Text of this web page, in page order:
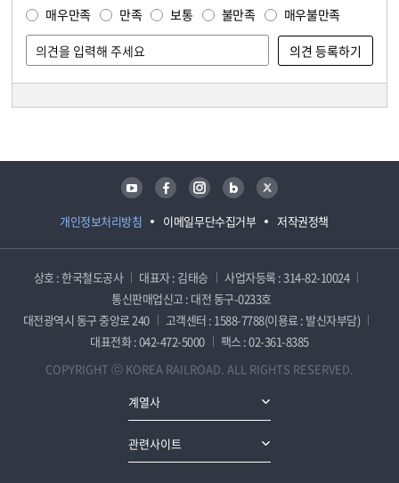
매우만족 만족 보통 불만족 매우불만족
개인정보처리방침 이메일무단수집거부 저작권정책
유튜브 페이스북 인스타그램 블로그 트위터
상호 : 한국철도공사 대표자 : 김태승
사업자등록 : 314-82-10024
통신판매업신고 : 대전 동구-0233호
대전광역시 동구 중앙로 240
고객센터 : 1588-7788(이용료 : 발신자부담)
대표전화 : 042-472-5000
팩스 : 02-361-8385
COPYRIGHT ⓒ KOREA RAILROAD. ALL RIGHTS RESERVED.
계열사
관련사이트